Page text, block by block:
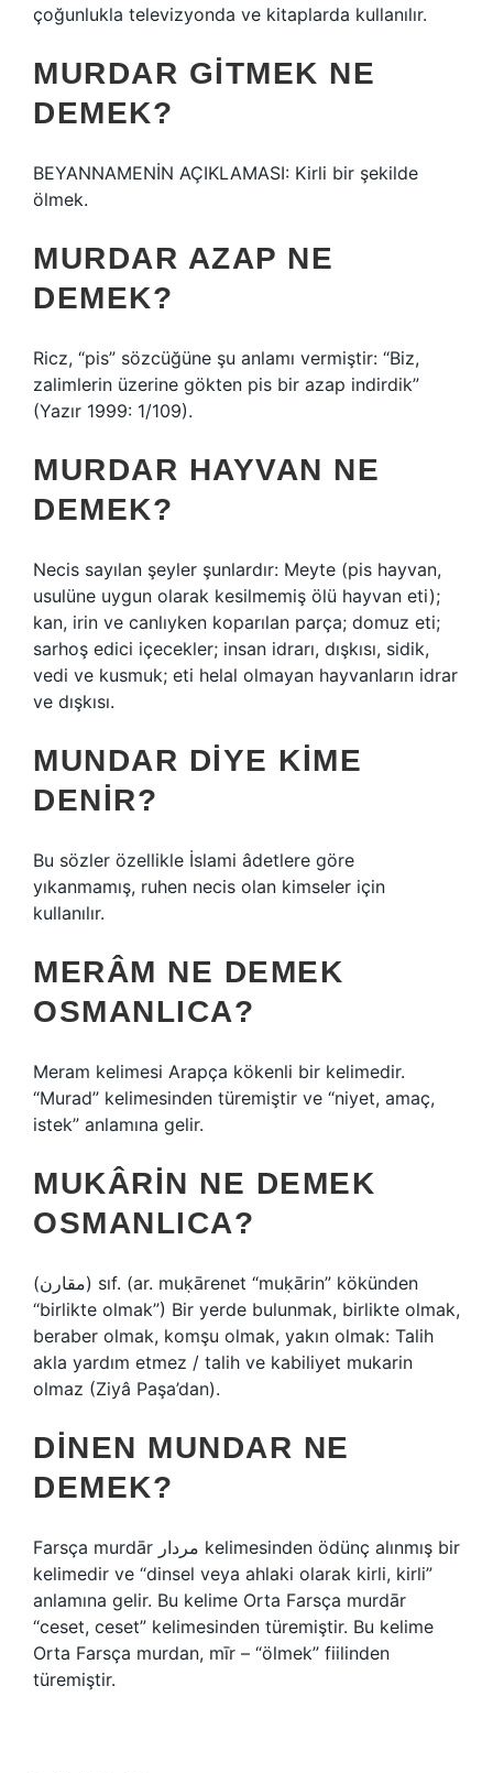
çoğunlukla televizyonda ve kitaplarda kullanılır.
MURDAR GITMEK NE
DEMEK?
BEYANNAMENİN AÇIKLAMASI: Kirli bir şekilde
ölmek.
MURDAR AZAP NE
DEMEK?
Ricz, “pis” sözcüğüne şu anlamı vermiştir: “Biz,
zalimlerin üzerine gökten pis bir azap indirdik”
(Yazır 1999: 1/109).
MURDAR HAYVAN NE
DEMEK?
Necis sayılan şeyler şunlardır: Meyte (pis hayvan,
usulüne uygun olarak kesilmemiş ölü hayvan eti);
kan, irin ve canlıyken koparılan parça; domuz eti;
sarhoş edici içecekler; insan idrarı, dışkısı, sidik,
vedi ve kusmuk; eti helal olmayan hayvanların idrar
ve dışkısı.
MUNDAR DIYE KIME
DENIR?
Bu sözler özellikle İslami âdetlere göre
yıkanmamış, ruhen necis olan kimseler için
kullanılır.
MERÂM NE DEMEK
OSMANLICA?
Meram kelimesi Arapça kökenli bir kelimedir.
“Murad” kelimesinden türemiştir ve “niyet, amaç,
istek” anlamına gelir.
MUKÂRIN NE DEMEK
OSMANLICA?
(ﻣﻘﺎﺭﻥ) sıf. (ar. muḳārenet “muḳārin” kökünden
“birlikte olmak”) Bir yerde bulunmak, birlikte olmak,
beraber olmak, komşu olmak, yakın olmak: Talih
akla yardım etmez / talih ve kabiliyet mukarin
olmaz (Ziyâ Paşa’dan).
DINEN MUNDAR NE
DEMEK?
Farsça murdār مردار kelimesinden ödünç alınmış bir
kelimedir ve “dinsel veya ahlaki olarak kirli, kirli”
anlamına gelir. Bu kelime Orta Farsça murdār
“ceset, ceset” kelimesinden türemiştir. Bu kelime
Orta Farsça murdan, mīr – “ölmek” fiilinden
türemiştir.